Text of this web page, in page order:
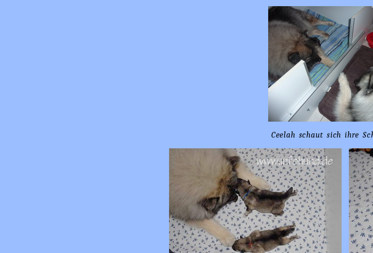
Ceelah schaut sich ihre